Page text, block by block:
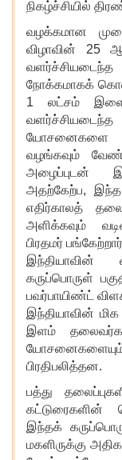
நிகழ்ச்சியில்
வழக்கமான
விழாவின் 25
நோக்கமாகக்
1 லட்சம்
யோசனைகளை
வழங்கவும்
அழைப்புடன்
அதற்கேற்ப,
எதிர்காலத்
அளிக்கவும்
பிரதமர்
இந்தியாவின்
கருப்பொருள்
பவர்பாயிண்ட்
இந்தியாவின்
இளம்
பிரதிபலித்தன.
பத்து
கட்டுரைகளின்
இந்தக்
மகளிருக்கு